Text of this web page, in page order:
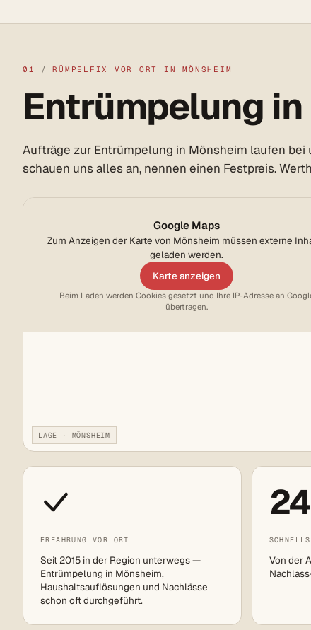
01 / RÜMPELFIX VOR ORT IN MÖNSHEIM
Entrümpelung
Aufträge zur Entrümpelung in Mönsheim laufen
schauen uns alles an, nennen einen Festpreis.
Google Maps
Zum Anzeigen der Karte von Mönsheim müssen externe
geladen werden.
Karte anzeigen
Beim Laden werden Cookies gesetzt und Ihre IP-Adresse an
übertragen.
LAGE · MÖNSHEIM
ERFAHRUNG VOR ORT
Seit 2015 in der Region unterwegs —
Entrümpelung in Mönsheim,
Haushaltsauflösungen und Nachlässe
schon oft durchgeführt.
24
Von der